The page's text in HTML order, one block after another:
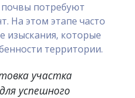
потребуют
На этом этапе часто
изыскания, которые
территории.
участка
успешного